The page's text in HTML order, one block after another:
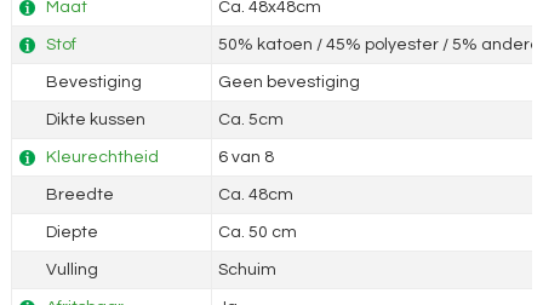
Maat Ca. 48x48cm
Stof 50% katoen / 45% polyester / 5%
Bevestiging Geen bevestiging
Dikte kussen Ca. 5cm
Kleurechtheid 6 van 8
Breedte Ca. 48cm
Diepte Ca. 50 cm
Vulling Schuim